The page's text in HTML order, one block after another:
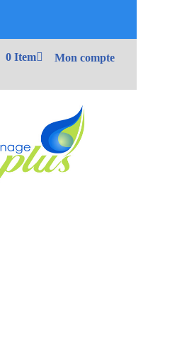
0 Item Mon compte